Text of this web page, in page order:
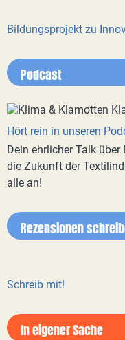
Bildungsprojekt zu
Podcast
Hört rein in unseren
Dein ehrlicher Talk
die Zukunft der
alle an!
Rezensionen
Schreib mit!
In eigener Sache